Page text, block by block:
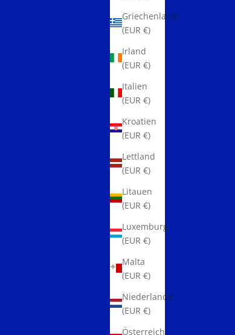
Griechenland
(EUR €)
Irland
(EUR €)
Italien
(EUR €)
Kroatien
(EUR €)
Lettland
(EUR €)
Litauen
(EUR €)
Luxemburg
(EUR €)
Malta
(EUR €)
Niederlande
(EUR €)
Österreich